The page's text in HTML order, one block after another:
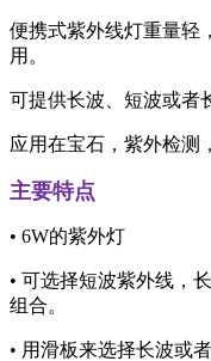
便携式紫外线灯重量轻
用。
可提供长波、短波或者
应用在宝石，紫外检测
主要特点
• 6W的紫外灯
• 可选择短波紫外线，
组合。
• 用滑板来选择长波或